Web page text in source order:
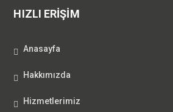
HIZLI ERİŞİM
Anasayfa
Hakkımızda
Hizmetlerimiz